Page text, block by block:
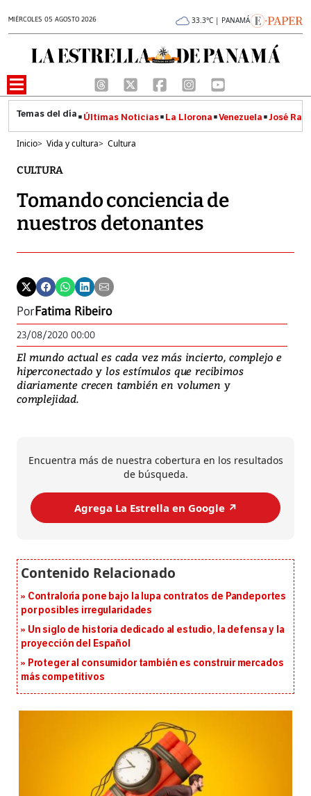
MIÉRCOLES 05 AGOSTO 2026 33.3°C | PANAMÁ
Últimas Noticias La Llorona Venezuela José
Inicio> Vida y cultura> Cultura
CULTURA
Tomando conciencia de
nuestros detonantes
PorFatima Ribeiro
23/08/2020 00:00
El mundo actual es cada vez más incierto, complejo e
hiperconectado y los estímulos que recibimos
diariamente crecen también en volumen y
complejidad.
Encuentra más de nuestra cobertura en los resultados
de búsqueda.
Agrega La Estrella en Google ↗️
Contraloría pone bajo la lupa contratos de Pandeportes
por posibles irregularidades
Un siglo de historia dedicado al estudio, la defensa y la
proyección del Español
Proteger al consumidor también es construir mercados
más competitivos